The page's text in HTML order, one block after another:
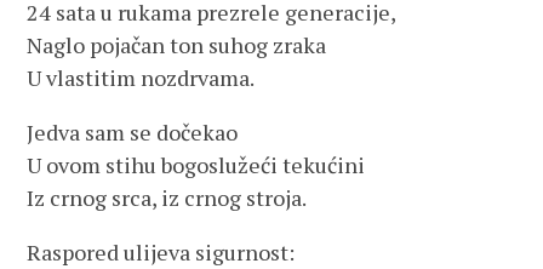
24 sata u rukama prezrele generacije,
Naglo pojačan ton suhog zraka
U vlastitim nozdrvama.
Jedva sam se dočekao
U ovom stihu bogoslužeći tekućini
Iz crnog srca, iz crnog stroja.
Raspored ulijeva sigurnost: